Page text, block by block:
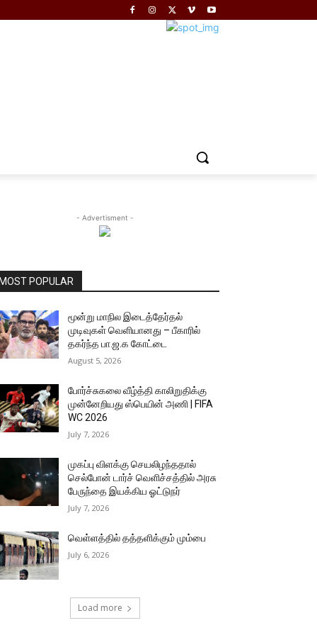
- Advertisment -
MOST POPULAR
மூன்று மாநில இடைத்தேர்தல்
முடிவுகள் வெளியானது – பீகாரில்
தகர்ந்த பா.ஜ.க கோட்டை
August 5, 2026
போர்ச்சுகலை வீழ்த்தி காலிறுதிக்கு
முன்னேறியது ஸ்பெயின் அணி | FIFA
WC 2026
July 7, 2026
முகப்பு விளக்கு செயலிழந்ததால்
செல்போன் டார்ச் வெளிச்சத்தில் அரசு
பேருந்தை இயக்கிய ஓட்டுநர்
July 7, 2026
வெள்ளத்தில் தத்தளிக்கும் மும்பை
July 6, 2026
Load more